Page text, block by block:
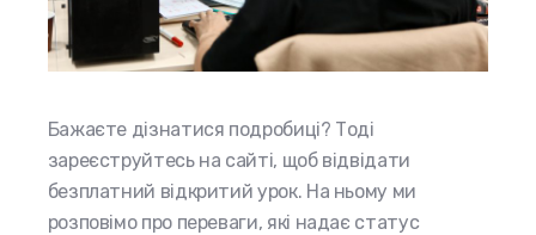
Бажаєте дізнатися подробиці? Тоді
зареєструйтесь на сайті, щоб відвідати
безплатний відкритий урок. На ньому ми
розповімо про переваги, які надає статус